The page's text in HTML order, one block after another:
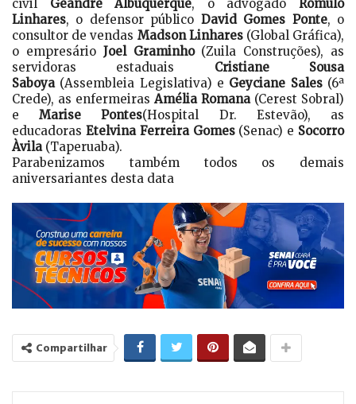
cívil Geandre Albuquerque, o advogadoRômulo
Linhares, o defensor público David Gomes Ponte, o
consultor de vendas Madson Linhares(Global Gráfica),
o empresário Joel Graminho(Zuila Construções), as
servidoras estaduais Cristiane Sousa
Saboya(Assembleia Legislativa) e Geyciane Sales(6ª
Crede), as enfermeiras Amélia Romana (Cerest Sobral)
eMarise Pontes(Hospital Dr. Estevão), as
educadoras Etelvina Ferreira Gomes(Senac) e Socorro
Àvila(Taperuaba).
Parabenizamos também todos os demais
aniversariantes desta data
Compartilhar